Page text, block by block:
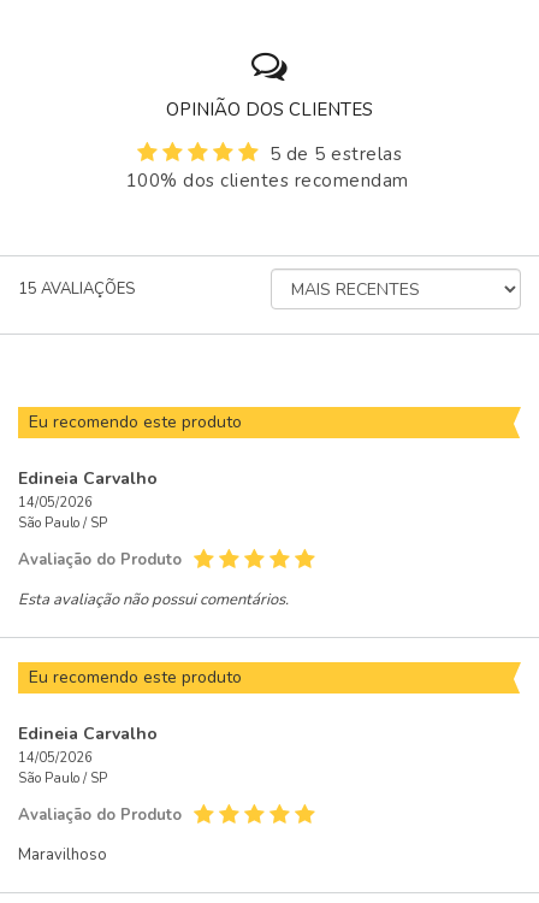
OPINIÃO DOS CLIENTES
5 de 5 estrelas
100% dos clientes recomendam
15 AVALIAÇÕES
ORDENAR
AVALIAÇÕES
Eu recomendo este produto
Edineia Carvalho
14/05/2026
São Paulo / SP
Avaliação do Produto
Esta avaliação não possui comentários.
Eu recomendo este produto
Edineia Carvalho
14/05/2026
São Paulo / SP
Avaliação do Produto
Maravilhoso